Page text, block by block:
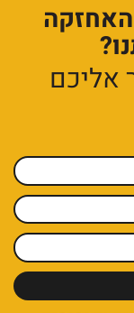
האחזקה
אליכם